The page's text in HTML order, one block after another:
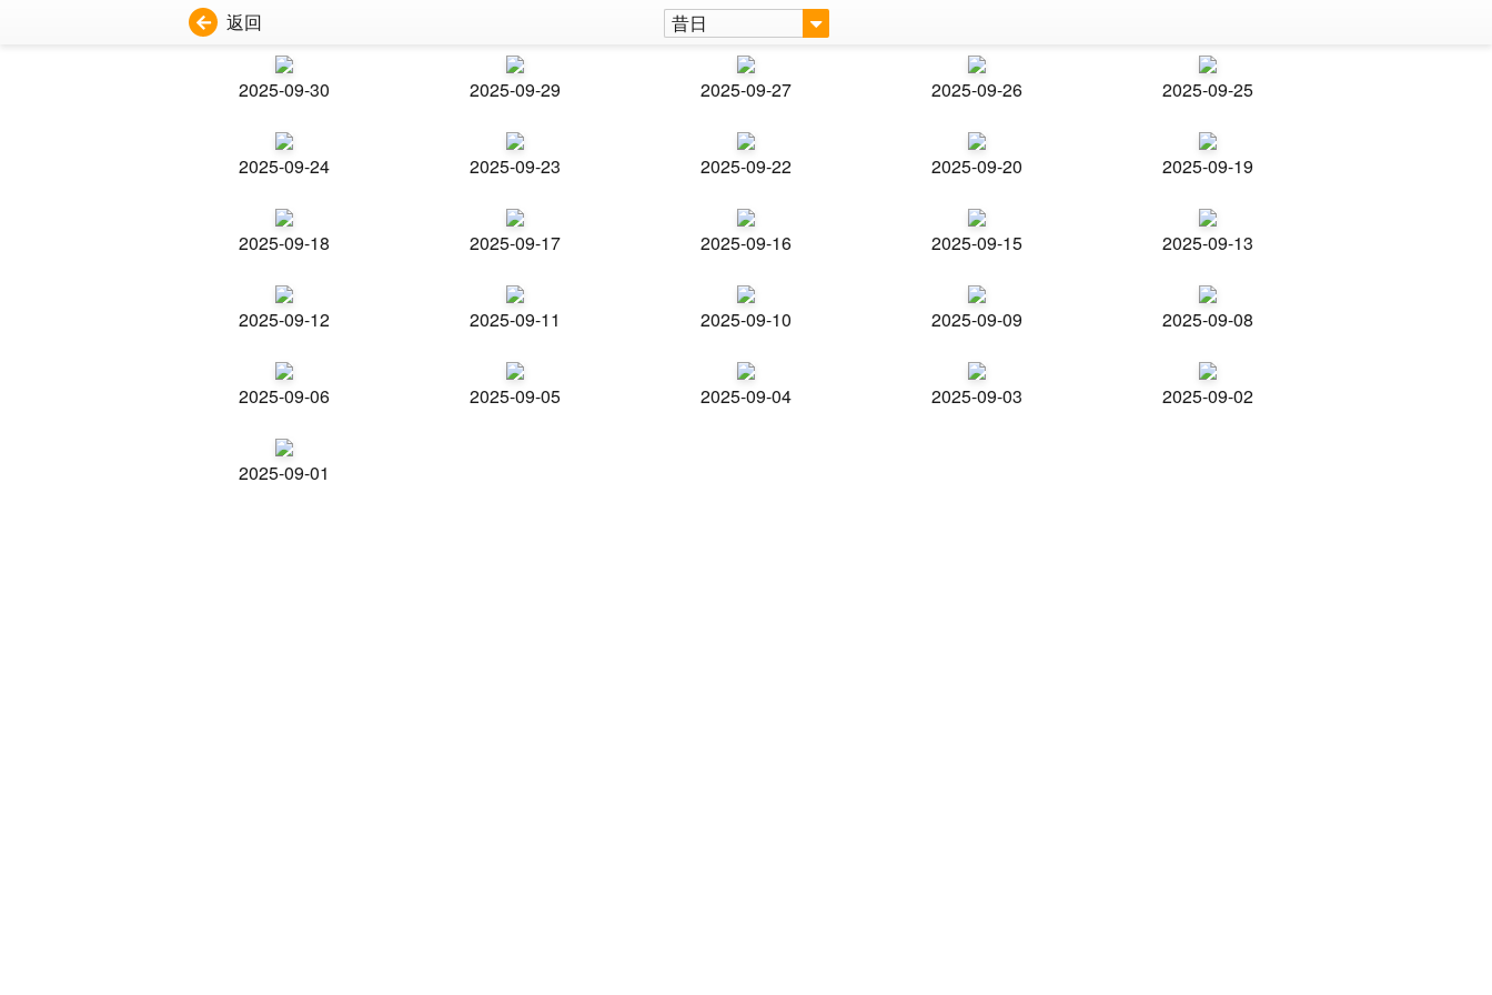
返回 昔日
2025-09-30 2025-09-29 2025-09-27 2025-09-26 2025-09-25
2025-09-24 2025-09-23 2025-09-22 2025-09-20 2025-09-19
2025-09-18 2025-09-17 2025-09-16 2025-09-15 2025-09-13
2025-09-12 2025-09-11 2025-09-10 2025-09-09 2025-09-08
2025-09-06 2025-09-05 2025-09-04 2025-09-03 2025-09-02
2025-09-01